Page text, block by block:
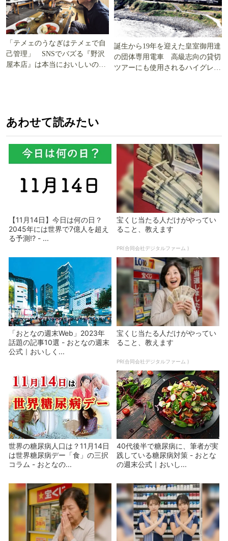
「テメェのうなぎはテメェで自
己管理」 SNSでバズる『野沢
屋本店』は本当においしいの
誕生から19年を迎えた皇室御用達
の団体専用電車 高級志向の貸切
ツアーにも使用されるハイグレー
あわせて読みたい
【11月14日】今日は何の日？
2045年には世界で7億人を超え
る予測!? - ...
宝くじ当たる人だけがやってい
ること、教えます
PR(合同会社デジタルファーム )
「おとなの週末Web」2023年
話題の記事10選 - おとなの週末
公式｜おいしく...
宝くじ当たる人だけがやってい
ること、教えます
PR(合同会社デジタルファーム )
世界の糖尿病人口は？11月14日
は世界糖尿病デー「食」の三択
コラム - おとなの...
40代後半で糖尿病に、筆者が実
践している糖尿病対策 - おとな
の週末公式｜おいし...